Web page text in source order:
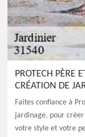
PROTECH PÈRE
CRÉATION DE
Faites confiance à
jardinage, pour
votre style et votre